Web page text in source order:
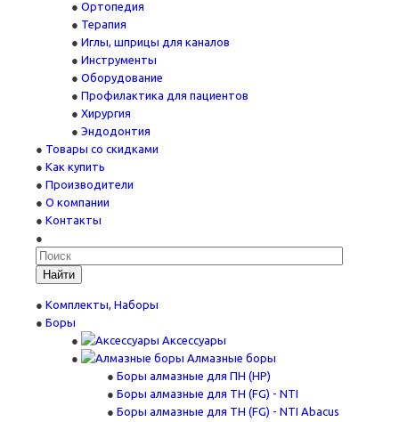
Ортопедия
Терапия
Иглы, шприцы для каналов
Инструменты
Оборудование
Профилактика для пациентов
Хирургия
Эндодонтия
Товары со скидками
Как купить
Производители
О компании
Контакты
Найти
Комплекты, Наборы
Боры
Аксессуары
Алмазные боры
Боры алмазные для ПН (HP)
Боры алмазные для ТН (FG) - NTI
Боры алмазные для ТН (FG) - NTI Abacus